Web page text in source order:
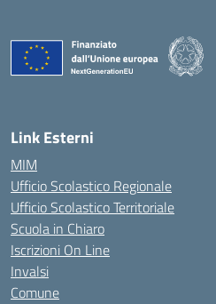
Link Esterni
MIM
Ufficio Scolastico Regionale
Ufficio Scolastico Territoriale
Scuola in Chiaro
Iscrizioni On Line
Invalsi
Comune